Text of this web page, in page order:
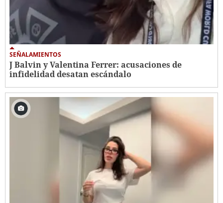
SEÑALAMIENTOS
J Balvin y Valentina Ferrer: acusaciones de
infidelidad desatan escándalo